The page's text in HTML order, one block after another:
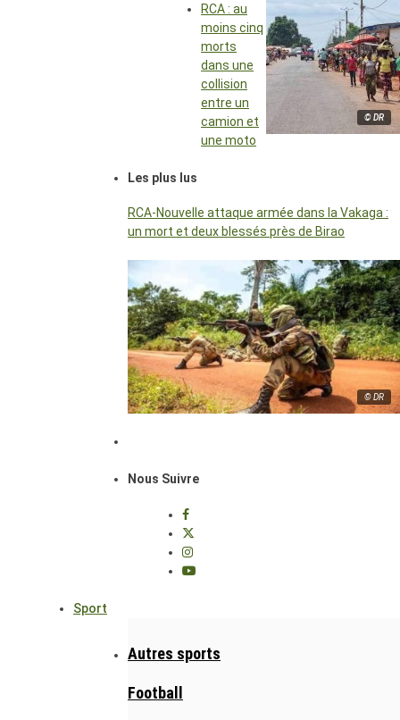
© DR
RCA : au
moins cinq
morts
dans une
collision
entre un
camion et
une moto
Les plus lus
RCA-Nouvelle attaque armée dans la Vakaga :
un mort et deux blessés près de Birao
© DR
Nous Suivre
Sport
Autres sports
Football